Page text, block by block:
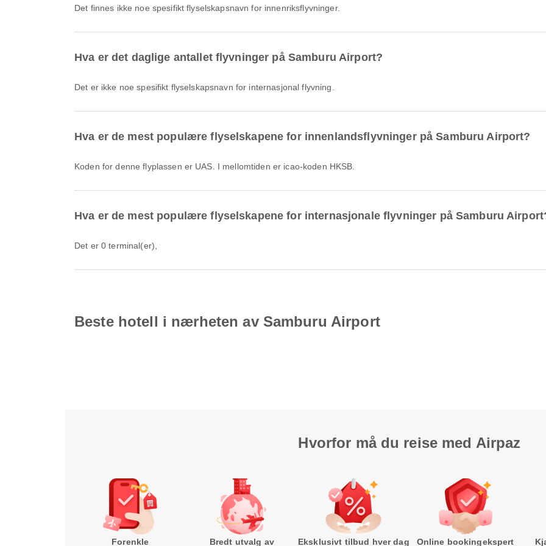
Det finnes ikke noe spesifikt flyselskapsnavn for innenriksflyvninger.
Hva er det daglige antallet flyvninger på Samburu Airport?
Det er ikke noe spesifikt flyselskapsnavn for internasjonal flyvning.
Hva er de mest populære flyselskapene for innenlandsflyvninger på Samburu Airport?
Koden for denne flyplassen er UAS. I mellomtiden er icao-koden HKSB.
Hva er de mest populære flyselskapene for internasjonale flyvninger på Samburu
Det er 0 terminal(er),
Beste hotell i nærheten av Samburu Airport
Hvorfor må du reise med Airpaz
Forenkle Bredt utvalg av Eksklusivt tilbud hver dag Online bookingekspert